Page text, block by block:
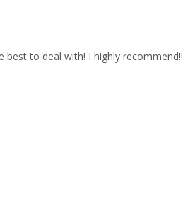
best to deal with! I highly recommend!!